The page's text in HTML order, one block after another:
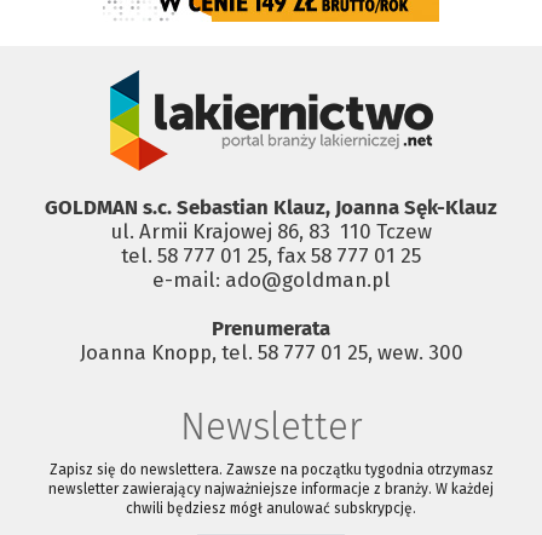
GOLDMAN s.c. Sebastian Klauz, Joanna Sęk-Klauz
ul. Armii Krajowej 86, 83 ­ 110 Tczew
tel. 58 777 01 25, fax 58 777 01 25
e-mail: ado@goldman.pl
Prenumerata
Joanna Knopp, tel. 58 777 01 25, wew. 300
Newsletter
Zapisz się do newslettera. Zawsze na początku tygodnia otrzymasz
newsletter zawierający najważniejsze informacje z branży. W każdej
chwili będziesz mógł anulować subskrypcję.